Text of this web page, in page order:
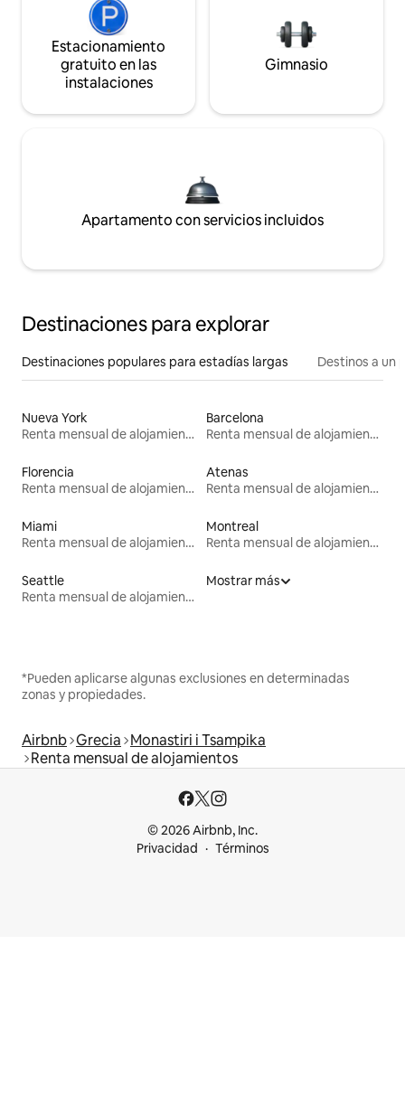
Estacionamiento
gratuito en las
instalaciones
Gimnasio
Apartamento con servicios incluidos
Destinaciones para explorar
Destinaciones populares para estadías largas Destinos a un
Nueva York
Renta mensual de alojamientos
Barcelona
Renta mensual de alojamientos
Florencia
Renta mensual de alojamientos
Atenas
Renta mensual de alojamientos
Miami
Renta mensual de alojamientos
Montreal
Renta mensual de alojamientos
Seattle
Renta mensual de alojamientos
Mostrar más
*Pueden aplicarse algunas exclusiones en determinadas
zonas y propiedades.
Airbnb Grecia Monastiri i Tsampika
Renta mensual de alojamientos
© 2026 Airbnb, Inc.
Privacidad
Términos